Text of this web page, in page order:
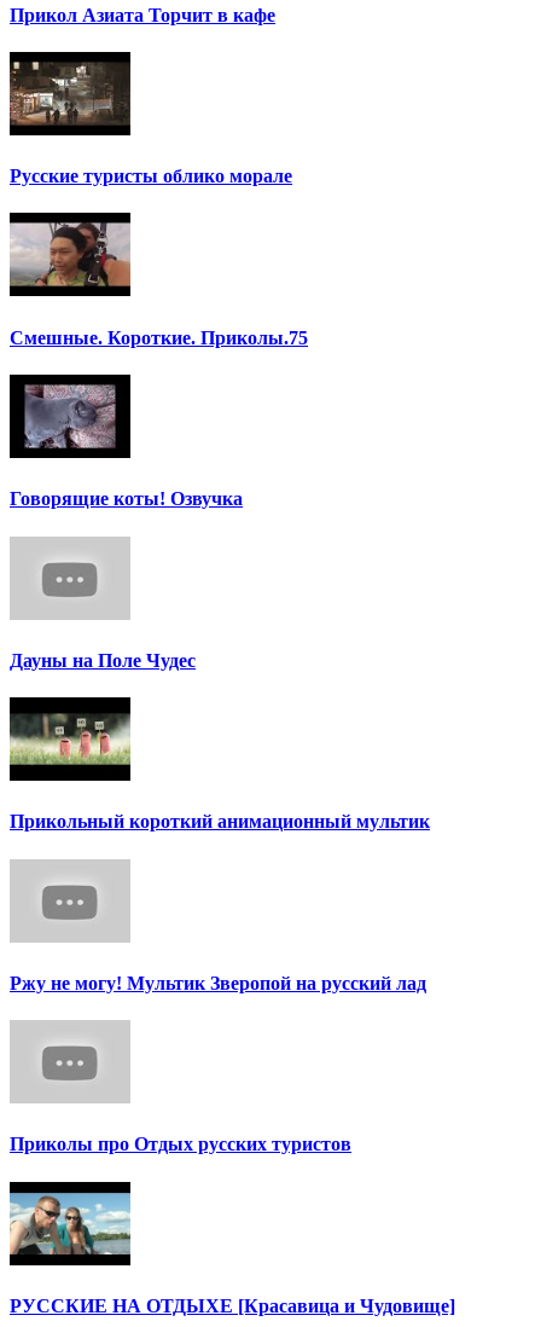
Прикол Азиата Торчит в кафе
Русские туристы облико морале
Смешные. Короткие. Приколы.75
Говорящие коты! Озвучка
Дауны на Поле Чудес
Прикольный короткий анимационный мультик
Ржу не могу! Мультик Зверопой на русский лад
Приколы про Отдых русских туристов
РУССКИЕ НА ОТДЫХЕ [Красавица и Чудовище]